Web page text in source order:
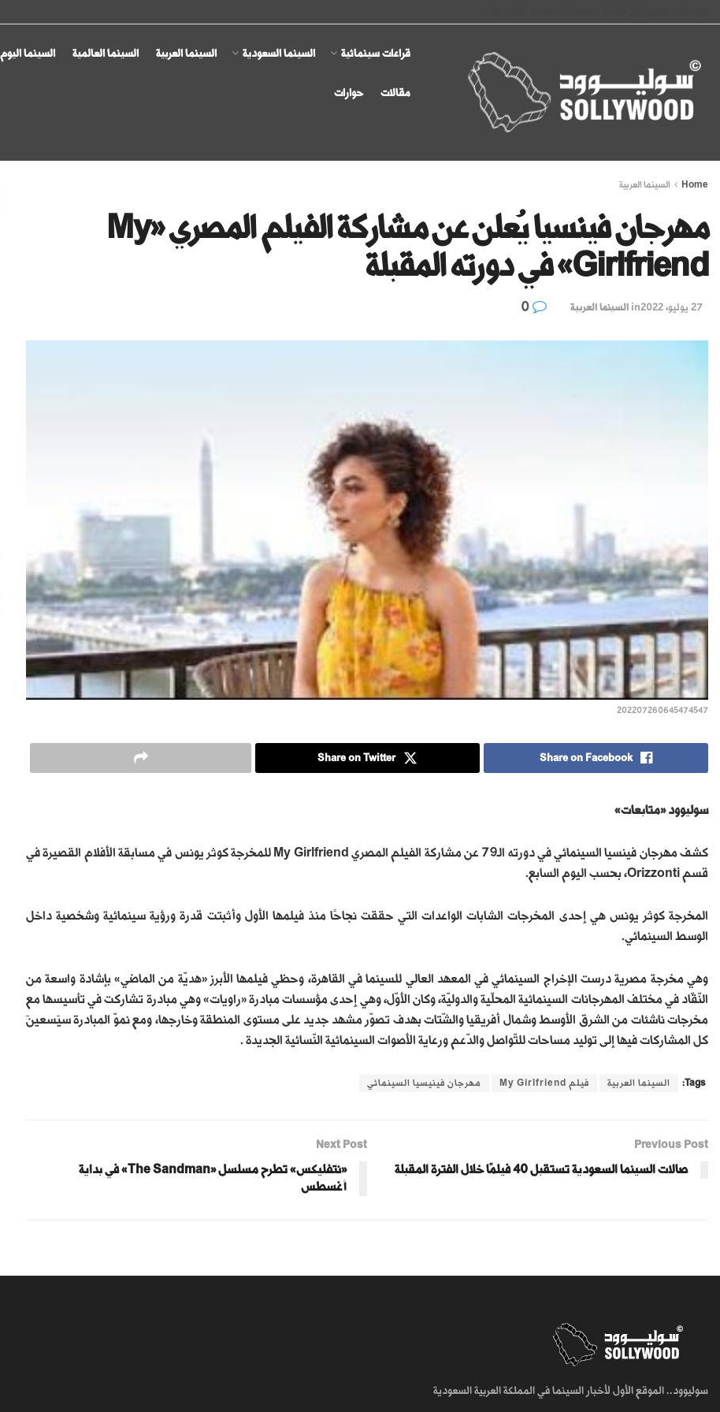
قراءات سينمائية السينما السعودية السينما العربية السينما العالمية السينما اليوم
مقالات حوارات
Home السينما العربية
مهرجان فينسيا يُعلن عن مشاركة الفيلم المصري «My
Girlfriend» في دورته المقبلة
27 يوليو، 2022 in السينما العربية
202207260645474547
Share on Facebook
Share on Twitter
سوليوود «متابعات»
كشف مهرجان فينسيا السينمائي في دورته الـ79 عن مشاركة الفيلم المصري My Girlfriend للمخرجة كوثر يونس في مسابقة الأفلام القصيرة في
قسم Orizzonti، بحسب اليوم السابع.
المخرجة كوثر يونس هي إحدى المخرجات الشابات الواعدات التي حققت نجاحًا منذ فيلمها الأول وأثبتت قدرة ورؤية سينمائية وشخصية داخل
الوسط السينمائي.
وهي مخرجة مصرية درست الإخراج السينمائي في المعهد العالي للسينما في القاهرة، وحظي فيلمها الأبرز «هديّة من الماضي» بإشادة واسعة من
النّقّاد في مختلف المهرجانات السينمائية المحلّية والدوليّة، وكان الأوّل، وهي إحدى مؤسسات مبادرة «راويات» وهي مبادرة تشاركت في تأسيسها مع
مخرجات ناشئات من الشرق الأوسط وشمال أفريقيا والشّتات بهدف تصوّر مشهد جديد على مستوى المنطقة وخارجها، ومع نموّ المبادرة سيَسعينَ
كل المشاركات فيها إلى توليد مساحات للتّواصل والدّعم ورعاية الأصوات السينمائية النّسائية الجديدة .
Tags: السينما العربية فيلم My Girlfriend مهرجان فينيسيا السينمائي
Previous Post
صالات السينما السعودية تستقبل 40 فيلمًا خلال الفترة المقبلة
Next Post
«نتفليكس» تطرح مسلسل «The Sandman» في بداية
أغسطس
سوليوود.. الموقع الأول لأخبار السينما في المملكة العربية السعودية